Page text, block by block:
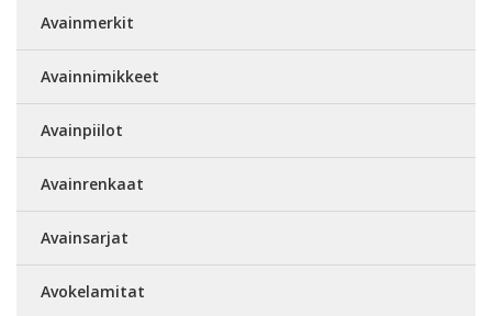
Avainmerkit
Avainnimikkeet
Avainpiilot
Avainrenkaat
Avainsarjat
Avokelamitat